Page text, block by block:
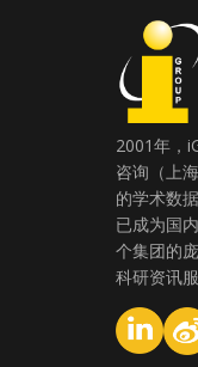
2001年，
咨询（上
的学术数
已成为国
个集团的
科研资讯